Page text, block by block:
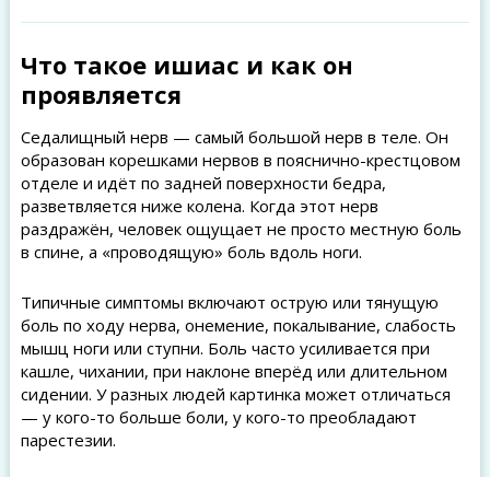
Что такое ишиас и как он
проявляется
Седалищный нерв — самый большой нерв в теле. Он
образован корешками нервов в пояснично-крестцовом
отделе и идёт по задней поверхности бедра,
разветвляется ниже колена. Когда этот нерв
раздражён, человек ощущает не просто местную боль
в спине, а «проводящую» боль вдоль ноги.
Типичные симптомы включают острую или тянущую
боль по ходу нерва, онемение, покалывание, слабость
мышц ноги или ступни. Боль часто усиливается при
кашле, чихании, при наклоне вперёд или длительном
сидении. У разных людей картинка может отличаться
— у кого-то больше боли, у кого-то преобладают
парестезии.